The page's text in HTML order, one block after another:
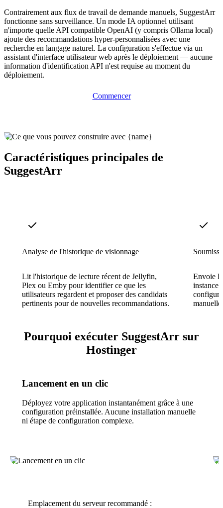
Contrairement aux flux de travail de demande manuels, SuggestArr
fonctionne sans surveillance. Un mode IA optionnel utilisant
n'importe quelle API compatible OpenAI (y compris Ollama local)
ajoute des recommandations hyper-personnalisées avec une
recherche en langage naturel. La configuration s'effectue via un
assistant d'interface utilisateur web après le déploiement — aucune
information d'identification API n'est requise au moment du
déploiement.
Commencer
Caractéristiques principales de
SuggestArr
Analyse de l'historique de visionnage
Lit l'historique de lecture récent de Jellyfin,
Plex ou Emby pour identifier ce que les
utilisateurs regardent et proposer des candidats
pertinents pour de nouvelles recommandations.
Envoie
instance
Pourquoi exécuter SuggestArr sur
Hostinger
Lancement en un clic
Déployez votre application instantanément grâce à une
configuration préinstallée. Aucune installation manuelle
ni étape de configuration complexe.
Emplacement du serveur recommandé :